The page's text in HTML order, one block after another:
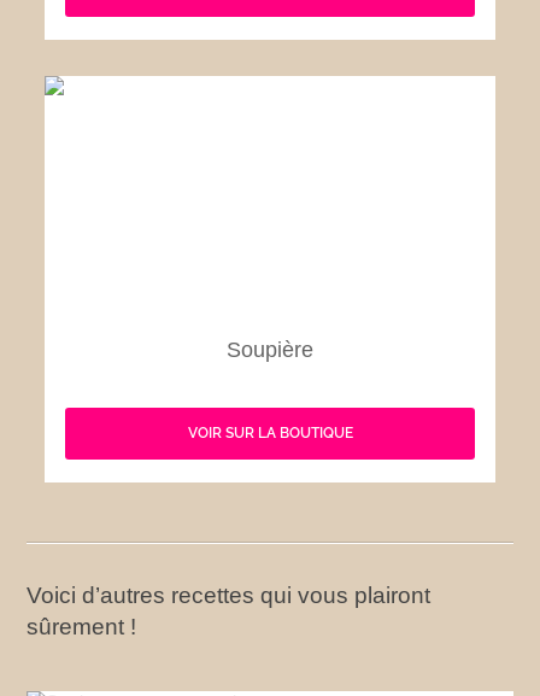
Soupière
VOIR SUR LA BOUTIQUE
Voici d’autres recettes qui vous plairont
sûrement !